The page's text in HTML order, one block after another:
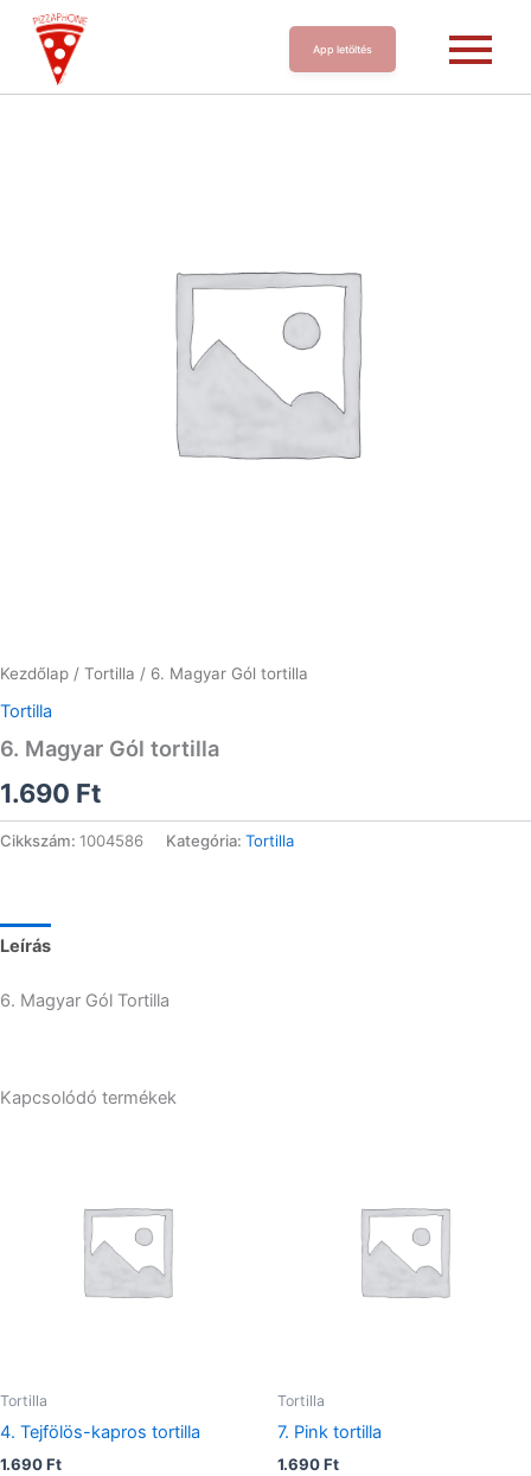
App letöltés
Kezdőlap / Tortilla / 6. Magyar Gól tortilla
Tortilla
6. Magyar Gól tortilla
1.690 Ft
Cikkszám: 1004586 Kategória: Tortilla
Leírás
6. Magyar Gól Tortilla
Kapcsolódó termékek
Tortilla
4. Tejfölös-kapros tortilla
1.690Ft
Tortilla
7. Pink tortilla
1.690Ft